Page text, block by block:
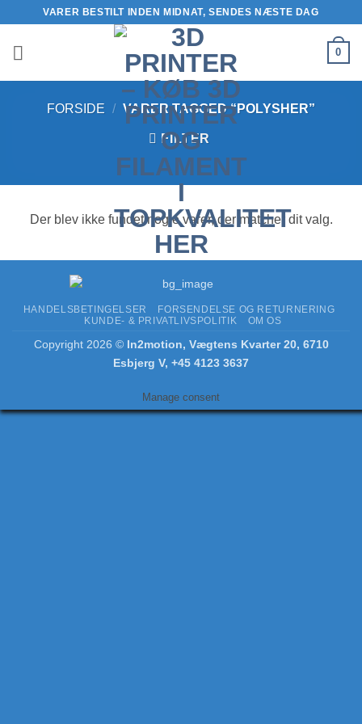
indhold
VARER BESTILT INDEN MIDNAT, SENDES NÆSTE DAG
0
FORSIDE / VARER TAGGED “POLYSHER”
FILTER
Der blev ikke fundet nogle varer, der matcher dit valg.
HANDELSBETINGELSER
FORSENDELSE OG RETURNERING
KUNDE- & PRIVATLIVSPOLITIK
OM OS
Copyright 2026 © In2motion, Vægtens Kvarter 20, 6710
Esbjerg V, +45 4123 3637
Manage consent